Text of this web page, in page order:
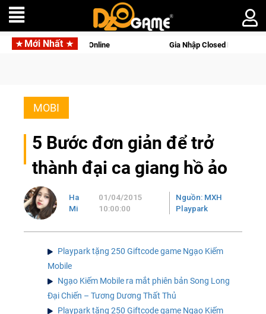
Mới Nhất
Online Gia Nhập Closed Beta Norse Saga: Cửu
MOBI
5 Bước đơn giản để trở
thành đại ca giang hồ ảo
Ha
Mi
01/04/2015
10:00:00
Nguồn: MXH
Playpark
Playpark tặng 250 Giftcode game Ngạo Kiếm
Mobile
Ngạo Kiếm Mobile ra mắt phiên bản Song Long
Đại Chiến – Tương Dương Thất Thủ
Playpark tặng 250 Giftcode game Ngạo Kiếm